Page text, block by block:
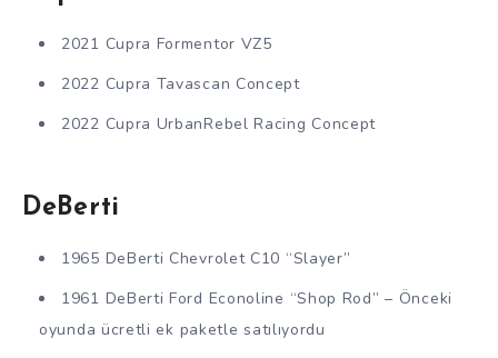
2021 Cupra Formentor VZ5
2022 Cupra Tavascan Concept
2022 Cupra UrbanRebel Racing Concept
DeBerti
1965 DeBerti Chevrolet C10 “Slayer”
1961 DeBerti Ford Econoline “Shop Rod” – Önceki
oyunda ücretli ek paketle satılıyordu